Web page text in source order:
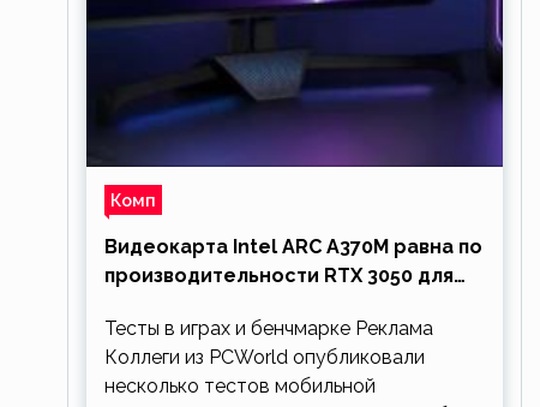
Комп
Видеокарта Intel ARC A370M равна по
производительности RTX 3050 для
Тесты в играх и бенчмарке Реклама
Коллеги из PCWorld опубликовали
несколько тестов мобильной